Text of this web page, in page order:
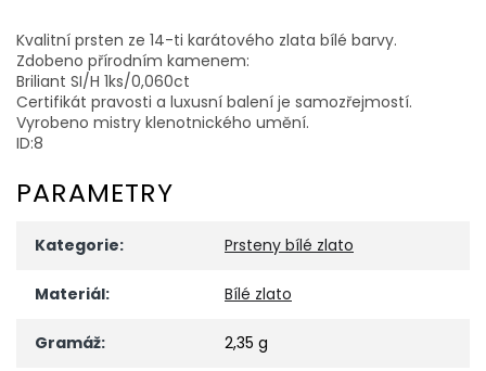
Kvalitní prsten ze 14-ti karátového zlata bílé barvy.
Zdobeno přírodním kamenem:
Briliant SI/H 1ks/0,060ct
Certifikát pravosti a luxusní balení je samozřejmostí.
Vyrobeno mistry klenotnického umění.
ID:8
PARAMETRY
Kategorie: Prsteny bílé zlato
Materiál: Bílé zlato
Gramáž: 2,35 g